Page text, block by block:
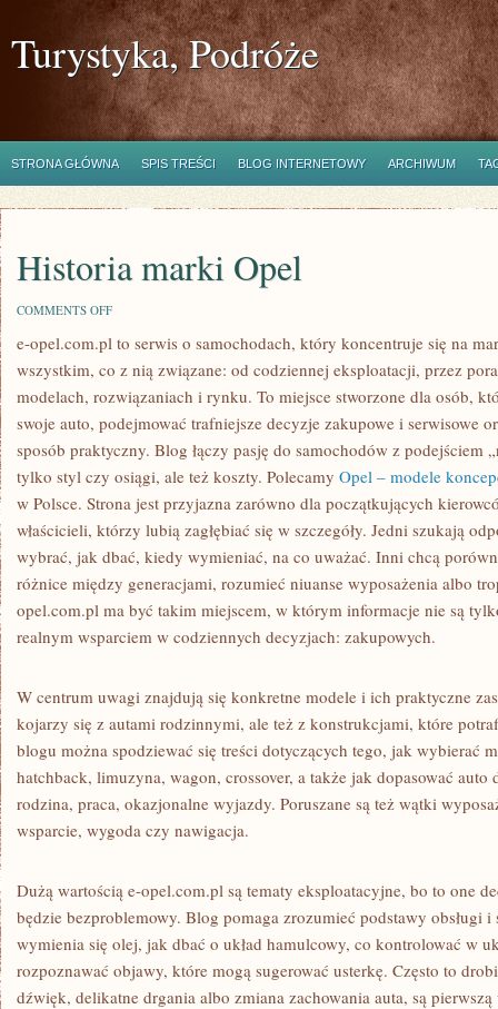
Turystyka, Podróże
STRONA GŁÓWNA SPIS TREŚCI BLOG INTERNETOWY ARCHIWUM
Historia marki Opel
COMMENTS OFFON
MARKI
e-opel.com.pl to serwis o samochodach, który koncentruje się na
wszystkim, co z nią związane: od codziennej eksploatacji, przez
modelach, rozwiązaniach i rynku. To miejsce stworzone dla osób,
swoje auto, podejmować trafniejsze decyzje zakupowe i serwisowe
sposób praktyczny. Blog łączy pasję do samochodów z podejściem
tylko styl czy osiągi, ale też koszty. Polecamy Opel – modele
w Polsce. Strona jest przyjazna zarówno dla początkujących
właścicieli, którzy lubią zagłębiać się w szczegóły. Jedni szukają
wybrać, jak dbać, kiedy wymieniać, na co uważać. Inni chcą
różnice między generacjami, rozumieć niuanse wyposażenia albo
opel.com.pl ma być takim miejscem, w którym informacje nie są
realnym wsparciem w codziennych decyzjach: zakupowych.
W centrum uwagi znajdują się konkretne modele i ich praktyczne
kojarzy się z autami rodzinnymi, ale też z konstrukcjami, które
blogu można spodziewać się treści dotyczących tego, jak wybierać
hatchback, limuzyna, wagon, crossover, a także jak dopasować
rodzina, praca, okazjonalne wyjazdy. Poruszane są też wątki
wsparcie, wygoda czy nawigacja.
Dużą wartością e-opel.com.pl są tematy eksploatacyjne, bo to one
będzie bezproblemowy. Blog pomaga zrozumieć podstawy obsługi
wymienia się olej, jak dbać o układ hamulcowy, co kontrolować w
rozpoznawać objawy, które mogą sugerować usterkę. Często to
dźwięk, delikatne drgania albo zmiana zachowania auta, są